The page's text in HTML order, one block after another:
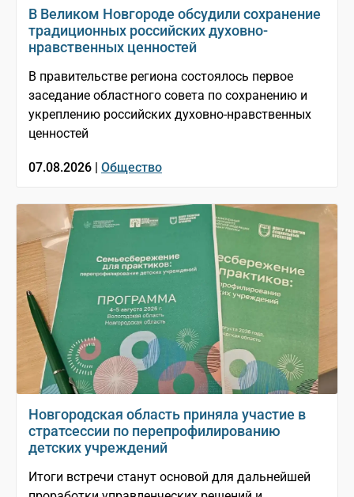
В Великом Новгороде обсудили сохранение
традиционных российских духовно-
нравственных ценностей
В правительстве региона состоялось первое
заседание областного совета по сохранению и
укреплению российских духовно-нравственных
ценностей
07.08.2026 | Общество
Новгородская область приняла участие в
стратсессии по перепрофилированию
детских учреждений
Итоги встречи станут основой для дальнейшей